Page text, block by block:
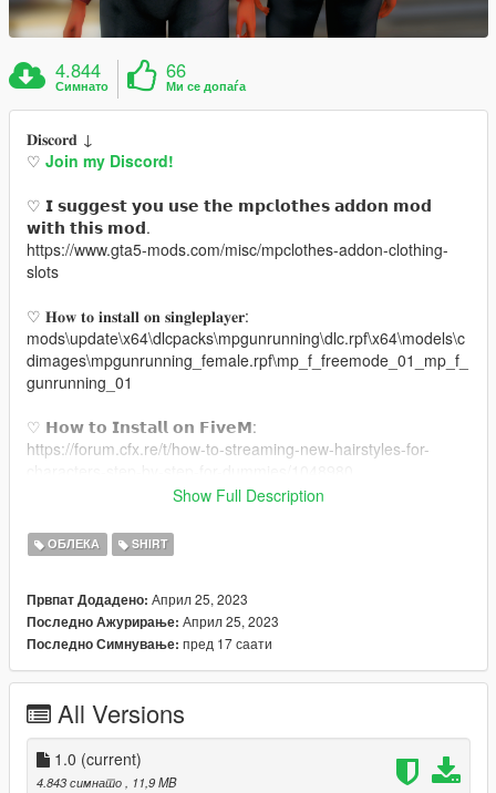
4.844
Симнато
66
Ми се допаѓа
𝐃𝐢𝐬𝐜𝐨𝐫𝐝 ↓
♡ Join my Discord!
♡ 𝗜 𝘀𝘂𝗴𝗴𝗲𝘀𝘁 𝘆𝗼𝘂 𝘂𝘀𝗲 𝘁𝗵𝗲 𝗺𝗽𝗰𝗹𝗼𝘁𝗵𝗲𝘀 𝗮𝗱𝗱𝗼𝗻 𝗺𝗼𝗱
𝘄𝗶𝘁𝗵 𝘁𝗵𝗶𝘀 𝗺𝗼𝗱.
https://www.gta5-mods.com/misc/mpclothes-addon-clothing-
slots
♡ 𝐇𝐨𝐰 𝐭𝐨 𝐢𝐧𝐬𝐭𝐚𝐥𝐥 𝐨𝐧 𝐬𝐢𝐧𝐠𝐥𝐞𝐩𝐥𝐚𝐲𝐞𝐫:
mods\update\x64\dlcpacks\mpgunrunning\dlc.rpf\x64\models\c
dimages\mpgunrunning_female.rpf\mp_f_freemode_01_mp_f_
gunrunning_01
♡ 𝗛𝗼𝘄 𝘁𝗼 𝗜𝗻𝘀𝘁𝗮𝗹𝗹 𝗼𝗻 𝗙𝗶𝘃𝗲𝗠:
https://forum.cfx.re/t/how-to-streaming-new-hairstyles-for-
https://www.nitropanic.net/2021/10/crisscross-longsleeve-for-
sims-4.html
♡ 𝗟𝗶𝗻𝗸 𝘁𝗼 𝘁𝗼𝗿𝘀𝗼
https://www.gta5-mods.com/player/kinkynudes-all-n-one-18
(𝙏𝙤𝙧𝙨𝙤 𝟐𝟏)
Show Full Description
ОБЛЕКА SHIRT
Првпат Додадено: Април 25, 2023
Последно Ажурирање: Април 25, 2023
Последно Симнување: пред 17 саати
All Versions
1.0 (current)
4.843 симнато
, 11,9 MB